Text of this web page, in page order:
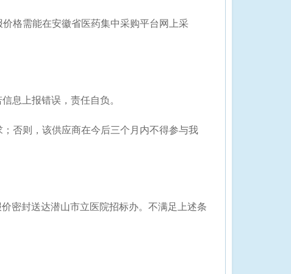
价格需能在安徽省医药集中采购平台网上采
信息上报错误，责任自负。
；否则，该供应商在今后三个月 内不得参与我
密封送达潜山市立医院招标办。不满足上述条